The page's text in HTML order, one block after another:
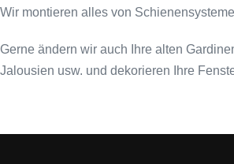
Wir montieren alles von
Gerne ändern wir auch Ihre alten
Jalousien usw. und dekorieren Ihre